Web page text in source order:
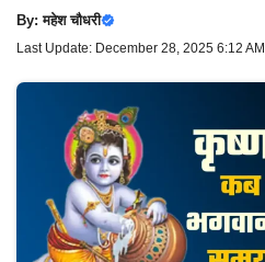
By:महेश चौधरी
Last Update: December 28, 2025 6:12 AM